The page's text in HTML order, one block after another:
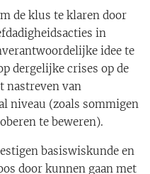
de klus te klaren door
in
idee te
dergelijke crises op de
nastreven van
niveau (zoals sommigen
te beweren).
basiswiskunde en
door kunnen gaan met